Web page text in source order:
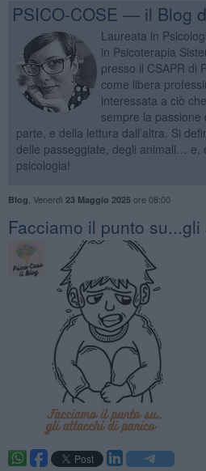
PSICO-COSE — il Blog
Laureata in
in Psicoterapia
presso il CSAPR di
come libera
interessata a ciò
sempre la
parte, e della lettura dall’altra. Si
delle passeggiate, degli animali… e,
psicologia!
Blog Venerdì 23 Maggio 2025ore 08:00
Facciamo il punto